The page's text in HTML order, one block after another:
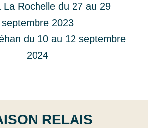
La Rochelle du 27 au 29
septembre 2023
du 10 au 12 septembre
2024
RELAIS